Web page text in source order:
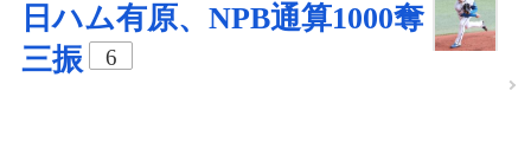
日ハム有原、NPB通算1000奪
三振
6